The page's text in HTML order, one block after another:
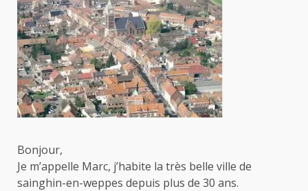
Bonjour,
Je m’appelle Marc, j’habite la très belle ville de
sainghin-en-weppes depuis plus de 30 ans.